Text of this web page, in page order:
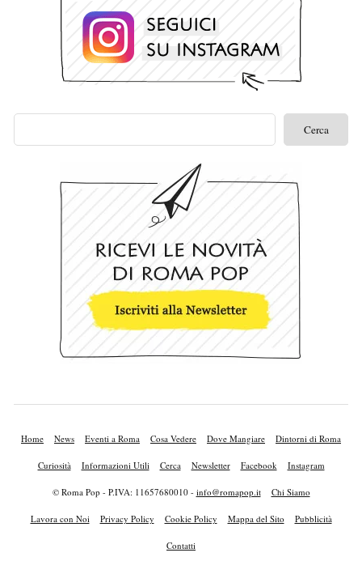
Home News Eventi a Roma Cosa Vedere Dove Mangiare Dintorni di Roma
Curiosità Informazioni Utili Cerca Newsletter Facebook Instagram
© Roma Pop - P.IVA: 11657680010 - info@romapop.it Chi Siamo
Lavora con Noi Privacy Policy Cookie Policy Mappa del Sito Pubblicità
Contatti